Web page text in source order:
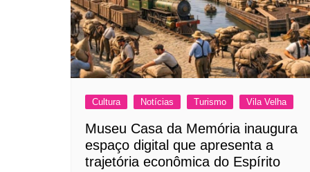
Cultura Notícias Turismo Vila Velha
Museu Casa da Memória inaugura
espaço digital que apresenta a
trajetória econômica do Espírito